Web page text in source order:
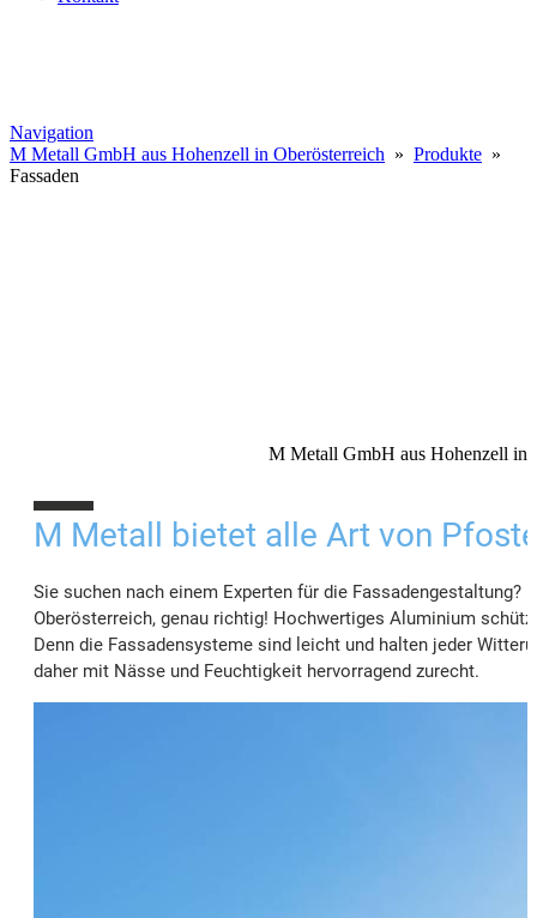
Navigation
M Metall GmbH aus Hohenzell in Oberösterreich » Produkte »
Fassaden
M Metall GmbH aus Hohenzell in
M Metall bietet alle Art von
Sie suchen nach einem Experten für die Fassadengestaltung?
Oberösterreich, genau richtig! Hochwertiges Aluminium
Denn die Fassadensysteme sind leicht und halten jeder
daher mit Nässe und Feuchtigkeit hervorragend zurecht.